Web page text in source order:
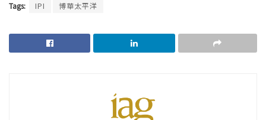
Tags: IPI 博華太平洋